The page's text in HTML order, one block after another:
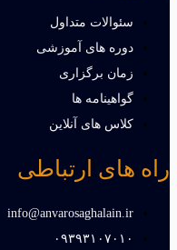
سئوالات متداول
دوره های آموزشی
زمان برگزاری
گواهینامه ها
کلاس های آنلاین
راه های ارتباطی
info@anvarosaghalain.ir​
۰۹۳۹۳۱۰۷۰۱۰​